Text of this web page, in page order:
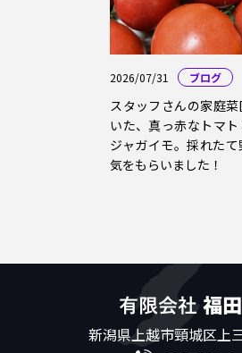
2026/07/31 ブログ
スタッフさんの家庭
いた、真っ赤なトマ
ジャガイモ。採れた
気をもらいました！
新潟県上越市頸城区上